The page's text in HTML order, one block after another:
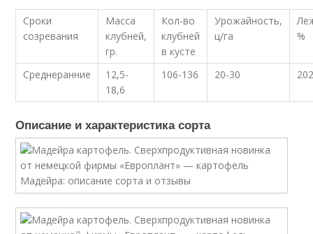
Сроки
созревания
Масса
клубней,
гр.
Кол-во
клубней
в кусте
Урожайность,
ц/га
%
Среднеранние
12,5-
18,6
106-136 20-30
Описание и характеристика сорта